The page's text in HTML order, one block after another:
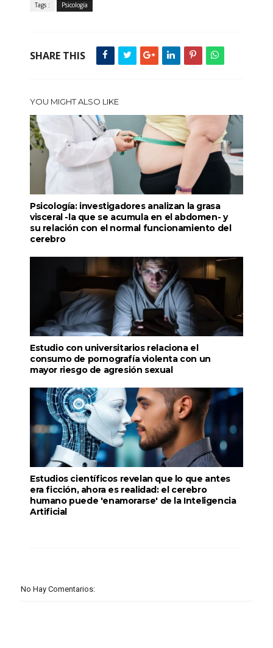
Tags : Psicología
SHARE THIS
YOU MIGHT ALSO LIKE
Psicología: investigadores analizan la grasa
visceral -la que se acumula en el abdomen- y
su relación con el normal funcionamiento del
cerebro
Estudio con universitarios relaciona el
consumo de pornografía violenta con un
mayor riesgo de agresión sexual
Estudios científicos revelan que lo que antes
era ficción, ahora es realidad: el cerebro
humano puede 'enamorarse' de la Inteligencia
Artificial
No Hay Comentarios: